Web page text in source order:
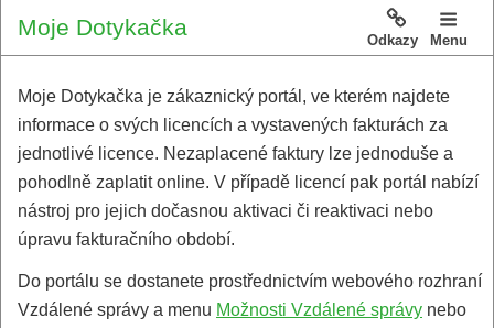
Moje Dotykačka
Odkazy Menu
Moje Dotykačka je zákaznický portál, ve kterém najdete
informace o svých licencích a vystavených fakturách za
jednotlivé licence. Nezaplacené faktury lze jednoduše a
pohodlně zaplatit online. V případě licencí pak portál nabízí
nástroj pro jejich dočasnou aktivaci či reaktivaci nebo
úpravu fakturačního období.
Do portálu se dostanete prostřednictvím webového rozhraní
Vzdálené správy a menu Možnosti Vzdálené správy nebo